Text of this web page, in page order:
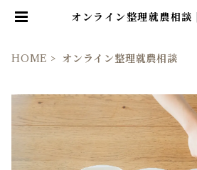
オンライン整理就農相談
HOME オンライン整理就農相談